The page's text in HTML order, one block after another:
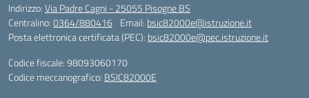
Indirizzo:Via Padre Cagni - 25055 Pisogne BS
Centralino:0364/880416 Email: bsic82000e@istruzione.it
Posta elettronica certificata (PEC): bsic82000e@pec.istruzione.it
Codice fiscale: 98093060170
Codice meccanografico: BSIC82000E